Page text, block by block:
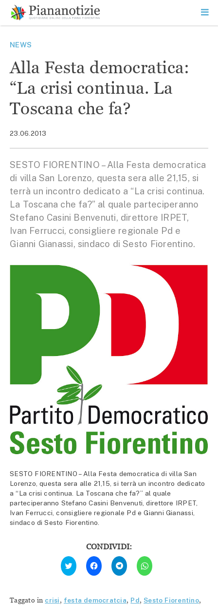
contenuto
SEARCH
NEWS
Alla Festa democratica:
“La crisi continua. La
Toscana che fa?
23.06.2013
SESTO FIORENTINO – Alla Festa democratica
di villa San Lorenzo, questa sera alle 21,15, si
terrà un incontro dedicato a “La crisi continua.
La Toscana che fa?” al quale parteciperanno
Stefano Casini Benvenuti, direttore IRPET,
Ivan Ferrucci, consigliere regionale Pd e
Gianni Gianassi, sindaco di Sesto Fiorentino.
SESTO FIORENTINO – Alla Festa democratica di villa San
Lorenzo, questa sera alle 21,15, si terrà un incontro dedicato
a “La crisi continua. La Toscana che fa?” al quale
parteciperanno Stefano Casini Benvenuti, direttore IRPET,
Ivan Ferrucci, consigliere regionale Pd e Gianni Gianassi,
sindaco di Sesto Fiorentino.
CONDIVIDI:
Fai
clic
qui
Twitter
Fai
clic
per
condividere
(Si
Fai
clic
per
condividere
(Si
Fai
clic
per
(Si
Taggato in crisi, festa democratcia, Pd,Sesto Fiorentino,